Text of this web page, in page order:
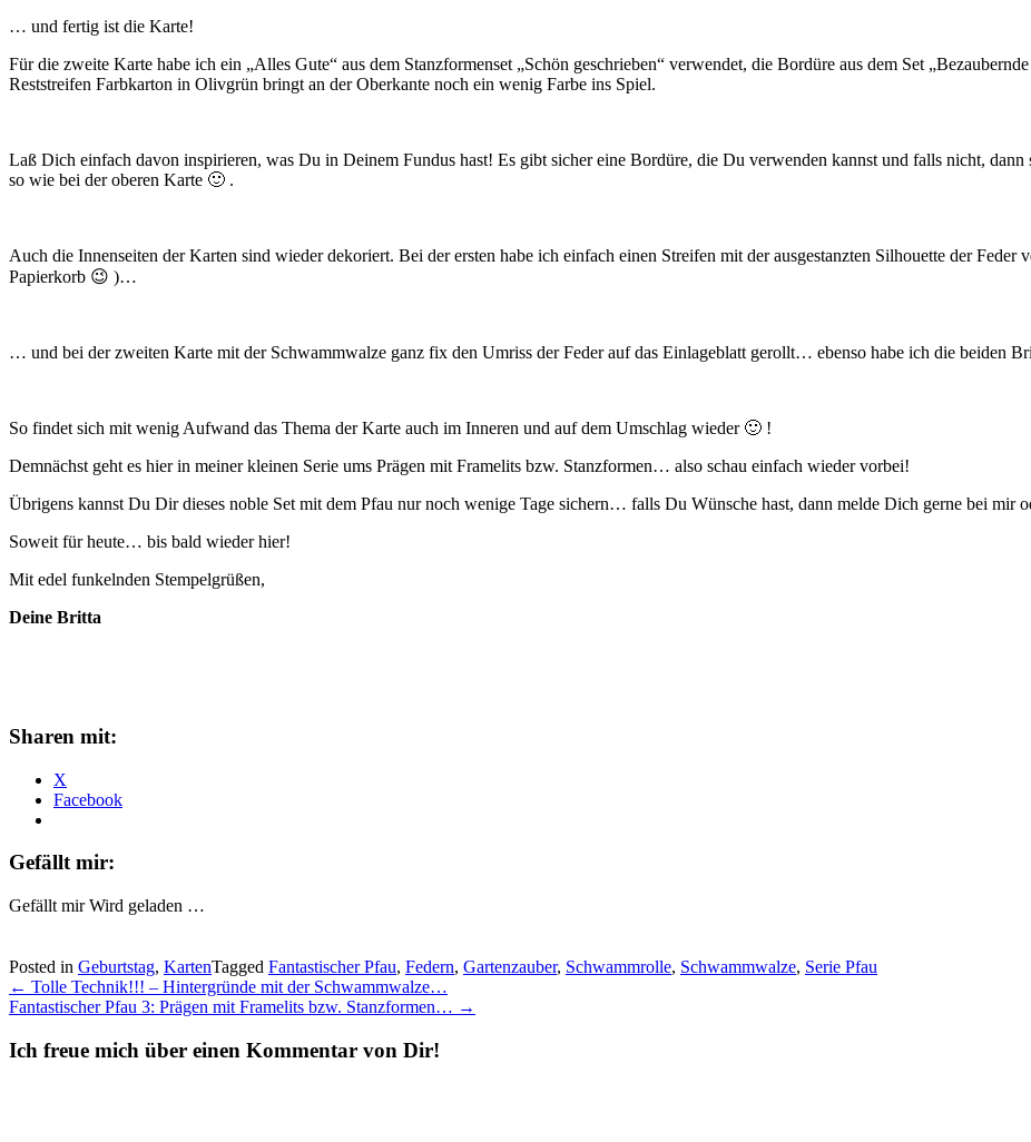
… und fertig ist die Karte!
Für die zweite Karte habe ich ein „Alles Gute“ aus dem Stanzformenset „Schön geschrieben“ verwendet, die Bordüre aus dem Set
Reststreifen Farbkarton in Olivgrün bringt an der Oberkante noch ein wenig Farbe ins Spiel.
Laß Dich einfach davon inspirieren, was Du in Deinem Fundus hast! Es gibt sicher eine Bordüre, die Du verwenden kannst und falls nicht, dann
so wie bei der oberen Karte 🙂 .
Auch die Innenseiten der Karten sind wieder dekoriert. Bei der ersten habe ich einfach einen Streifen mit der ausgestanzten Silhouette der
Papierkorb 😉 )…
… und bei der zweiten Karte mit der Schwammwalze ganz fix den Umriss der Feder auf das Einlageblatt gerollt… ebenso habe ich die beiden
So findet sich mit wenig Aufwand das Thema der Karte auch im Inneren und auf dem Umschlag wieder 🙂 !
Demnächst geht es hier in meiner kleinen Serie ums Prägen mit Framelits bzw. Stanzformen… also schau einfach wieder vorbei!
Übrigens kannst Du Dir dieses noble Set mit dem Pfau nur noch wenige Tage sichern… falls Du Wünsche hast, dann melde Dich gerne bei mir
Soweit für heute… bis bald wieder hier!
Mit edel funkelnden Stempelgrüßen,
Deine Britta
Sharen mit:
X
Facebook
Gefällt mir:
Gefällt mir Wird geladen …
Posted in Geburtstag, KartenTagged Fantastischer Pfau, Federn, Gartenzauber, Schwammrolle, Schwammwalze, Serie Pfau
Post
navigation
← Tolle Technik!!! – Hintergründe mit der Schwammwalze…
Fantastischer Pfau 3: Prägen mit Framelits bzw. Stanzformen… →
Ich freue mich über einen Kommentar von Dir!